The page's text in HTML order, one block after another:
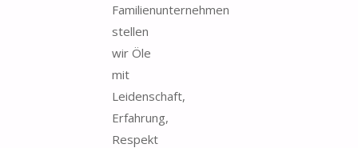
Familienunternehmen
stellen
wir Öle
mit
Leidenschaft,
Erfahrung,
Respekt